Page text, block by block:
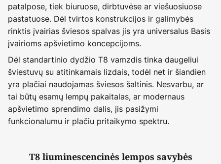
patalpose, tiek biuruose, dirbtuvėse ar viešuosiuose
pastatuose. Dėl tvirtos konstrukcijos ir galimybės
rinktis įvairias šviesos spalvas jis yra universalus Basis
įvairioms apšvietimo koncepcijoms.
Dėl standartinio dydžio T8 vamzdis tinka daugeliui
šviestuvų su atitinkamais lizdais, todėl net ir šiandien
yra plačiai naudojamas šviesos šaltinis. Nesvarbu, ar
tai būtų esamų lempų pakaitalas, ar modernaus
apšvietimo sprendimo dalis, jis pasižymi
funkcionalumu ir plačiu pritaikymo spektru.
T8 liuminescencinės lempos savybės